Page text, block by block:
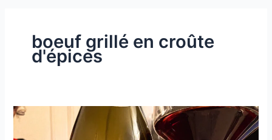
boeuf grillé en croûte
d'épices